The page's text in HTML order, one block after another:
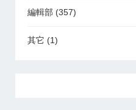
編輯部 (357)
其它 (1)